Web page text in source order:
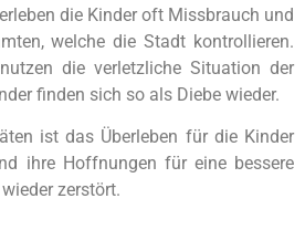
die Kinder oft Missbrauch und
welche die Stadt kontrollieren.
die verletzliche Situation der
finden sich so als Diebe wieder.
ist das Überleben für die Kinder
ihre Hoffnungen für eine bessere
zerstört.